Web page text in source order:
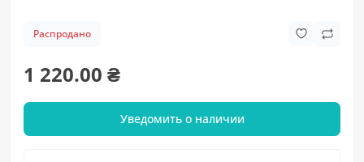
Распродано
1 220.00 ₴
Уведомить о наличии